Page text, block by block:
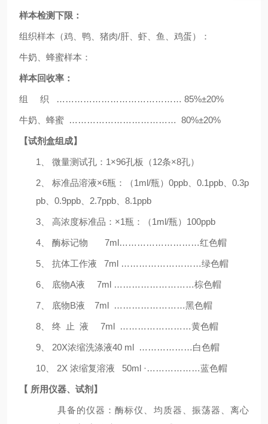
样本检测下限：
组织样本（鸡、鸭、猪肉/肝、虾、鱼、鸡蛋）：
牛奶、蜂蜜样本：
样本回收率：
组 织 …………………………………… 85%±20%
牛奶、蜂蜜 ……………………………… 80%±20%
【试剂盒组成】
1、 微量测试孔： 1×96孔板（12条×8孔）
2、 标准品溶液×6瓶：（1ml/瓶） 0ppb 0.1ppb
0.3p
pb
0.9ppb 2.7ppb 8.1ppb
3、 高浓度标准品：×1瓶：（1ml/瓶） 100ppb
4、 酶标记物 7ml………………………红色帽
5、 抗体工作液 7ml ………………………绿色帽
6、 底物A液 7ml ………………………棕色帽
7、 底物B液 7ml ……………………黑色帽
8、 终 止 液 7ml ……………………黄色帽
9、 20X浓缩洗涤液40 ml ………………白色帽
10、 2X 浓缩复溶液 50ml ·………………蓝色帽
【 所用仪器、试剂】
具备的仪器：酶标仪、均质器、振荡器、离心